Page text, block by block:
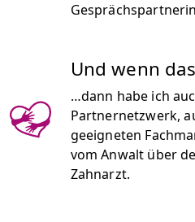
Und wenn
…dann habe ich
Partnernetzwerk,
geeigneten
vom Anwalt über
Zahnarzt.